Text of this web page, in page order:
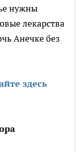
нужны
лекарства
Анечке без
здесь